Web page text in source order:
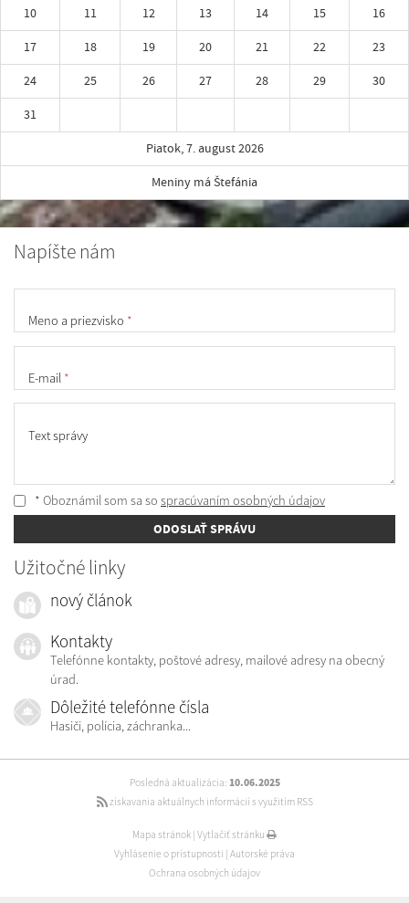
10
11 12 13 14 15
16
17
18 19 20 21 22
23
24
25 26 27 28 29
30
31
Piatok, 7. august 2026
Meniny má Štefánia
Napíšte nám
Meno a priezvisko *
E-mail *
Text správy
* Oboznámil som sa so spracúvaním osobných údajov
ODOSLAŤ SPRÁVU
Užitočné linky
nový článok
Kontakty
Telefónne kontakty, poštové adresy, mailové adresy na obecný
úrad.
Dôležité telefónne čísla
Hasiči, polícia, záchranka...
Posledná aktualizácia: 10.06.2025
získavania aktuálnych informácií s využitím RSS
Mapa stránok Vytlačiť stránku
Vyhlásenie o prístupnosti Autorské práva
Ochrana osobných údajov